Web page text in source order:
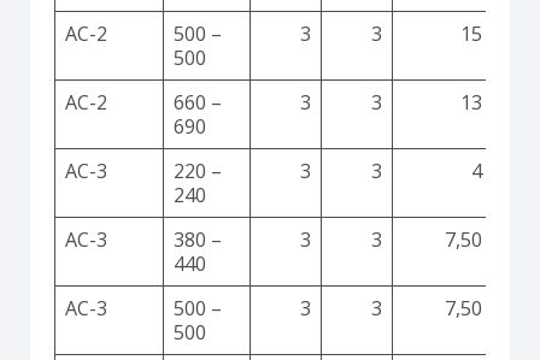
AC-2
500 –
500
3 3 15
AC-2
660 –
690
3 3 13
AC-3
220 –
240
3 3 4
AC-3
380 –
440
3 3 7,50
AC-3
500 –
500
3 3 7,50